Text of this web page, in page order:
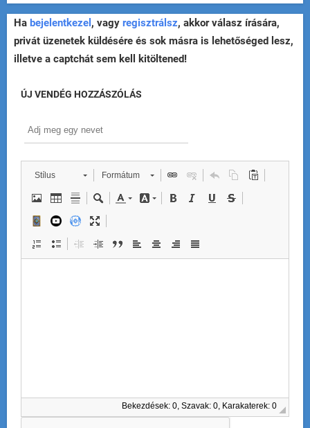
Ha bejelentkezel , vagy regisztrálsz, akkor válasz írására,
privát üzenetek küldésére és sok másra is lehetőséged lesz,
illetve a captchát sem kell kitöltened!
ÚJ VENDÉG HOZZÁSZÓLÁS
Stílus Formátum
Bekezdések: 0, Szavak: 0, Karakaterek: 0